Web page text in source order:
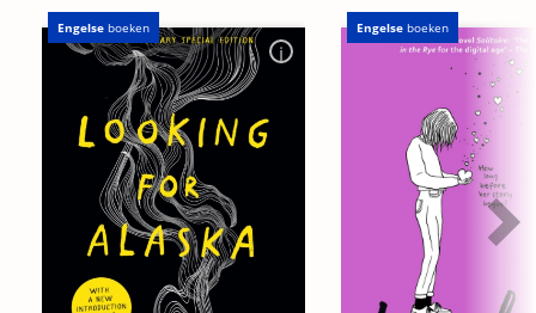
Engelse boeken Engelse boeken